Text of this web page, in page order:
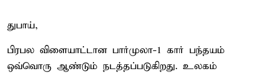
துபாய்,
பிரபல விளையாட்டான பார்முலா-1 கார் பந்தயம்
ஒவ்வொரு ஆண்டும் நடத்தப்படுகிறது. உலகம்